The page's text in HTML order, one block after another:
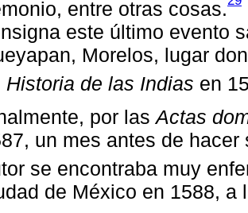
entre otras cosas.
este último evento
Morelos, lugar
Historia de las Indias en
por lasActas
un mes antes de
se encontraba muy
de México en 1588, a